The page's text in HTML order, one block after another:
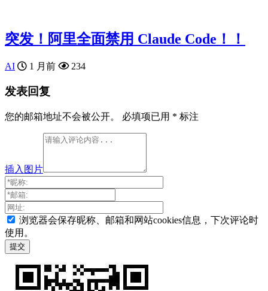
突发！阿里全面禁用 Claude Code！！
AI 1 月前 234
发表回复
您的邮箱地址不会被公开。 必填项已用 * 标注
插入图片
浏览器会保存昵称、邮箱和网站cookies信息，下次评论时
使用。